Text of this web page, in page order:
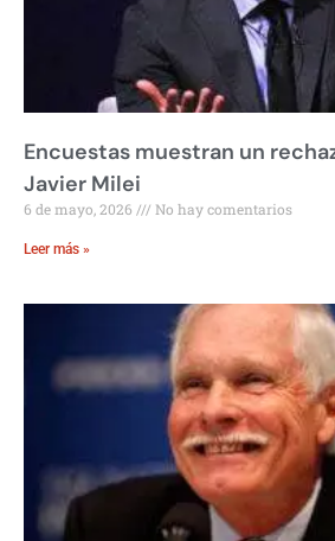
Encuestas muestran un
Javier Milei
6 de mayo, 2026 No hay comentarios
Leer más »